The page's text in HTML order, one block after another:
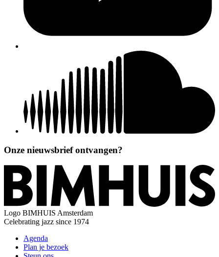
Onze nieuwsbrief ontvangen?
Logo BIMHUIS Amsterdam
Celebrating jazz since 1974
Agenda
Plan je bezoek